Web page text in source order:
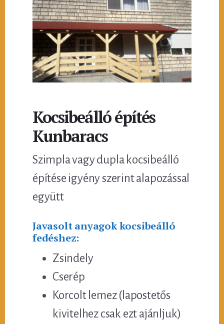
Kocsibeálló építés
Kunbaracs
Szimpla vagy dupla kocsibeálló
építése igyény szerint alapozással
együtt
Javasolt anyagok kocsibeálló
fedéshez:
Zsindely
Cserép
Korcolt lemez (lapostetős
kivitelhez csak ezt ajánljuk)